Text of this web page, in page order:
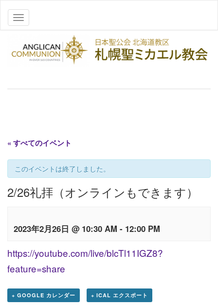
ナビゲーションを切り替え
« すべてのイベント
このイベントは終了しました。
2/26礼拝（オンラインもできます）
2023年2月26日 @ 10:30 AM - 12:00 PM
https://youtube.com/live/blcTl11IGZ8?
feature=share
+ GOOGLE カレンダー + ICAL エクスポート